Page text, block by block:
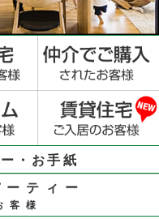
・お手紙
ティー
客様